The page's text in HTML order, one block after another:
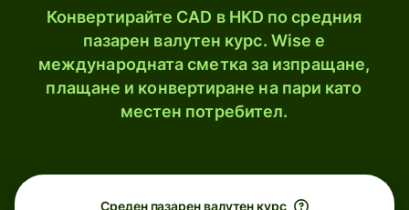
Конвертирайте CAD в HKD по средния
пазарен валутен курс. Wise е
международната сметка за изпращане,
плащане и конвертиране на пари като
местен потребител.
Среден пазарен валутен курс